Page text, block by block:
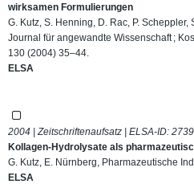
wirksamen Formulierungen
G. Kutz, S. Henning, D. Rac, P.
Journal für angewandte Wissenschaft ;
130 (2004) 35–44.
ELSA
2004 | Zeitschriftenaufsatz | ELSA-ID: 2739
Kollagen-Hydrolysate als
G. Kutz, E. Nürnberg, Pharmazeutische
ELSA